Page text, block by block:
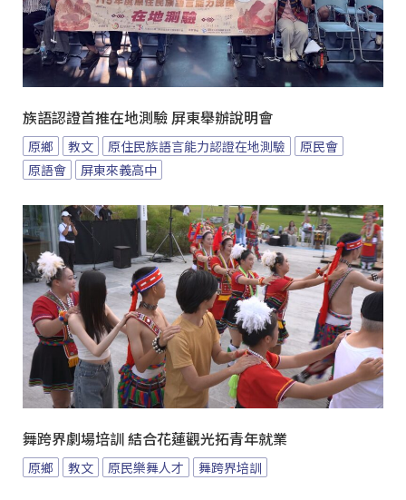
族語認證首推在地測驗 屏東舉辦說明會
原鄉 教文 原住民族語言能力認證在地測驗
原民會
原語會
屏東來義高中
舞跨界劇場培訓 結合花蓮觀光拓青年就業
原鄉 教文 原民樂舞人才 舞跨界培訓